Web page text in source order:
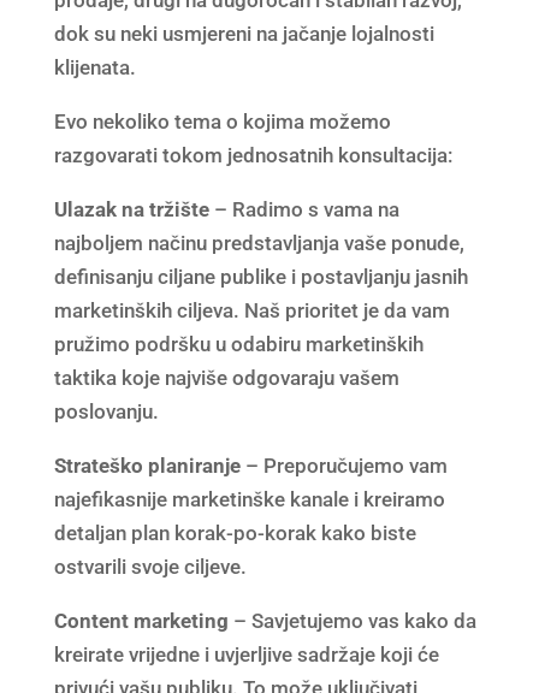
dok su neki usmjereni na jačanje lojalnosti
klijenata.
Evo nekoliko tema o kojima možemo
razgovarati tokom jednosatnih konsultacija:
Ulazak na tržište– Radimo s vama na
najboljem načinu predstavljanja vaše ponude,
definisanju ciljane publike i postavljanju jasnih
marketinških ciljeva. Naš prioritet je da vam
pružimo podršku u odabiru marketinških
taktika koje najviše odgovaraju vašem
poslovanju.
Strateško planiranje– Preporučujemo vam
najefikasnije marketinške kanale i kreiramo
detaljan plan korak-po-korak kako biste
ostvarili svoje ciljeve.
Content marketing – Savjetujemo vas kako da
kreirate vrijedne i uvjerljive sadržaje koji će